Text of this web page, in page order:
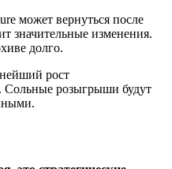
может вернуться после
значительные изменения.
долго.
рост
. Сольные розыгрыши будут